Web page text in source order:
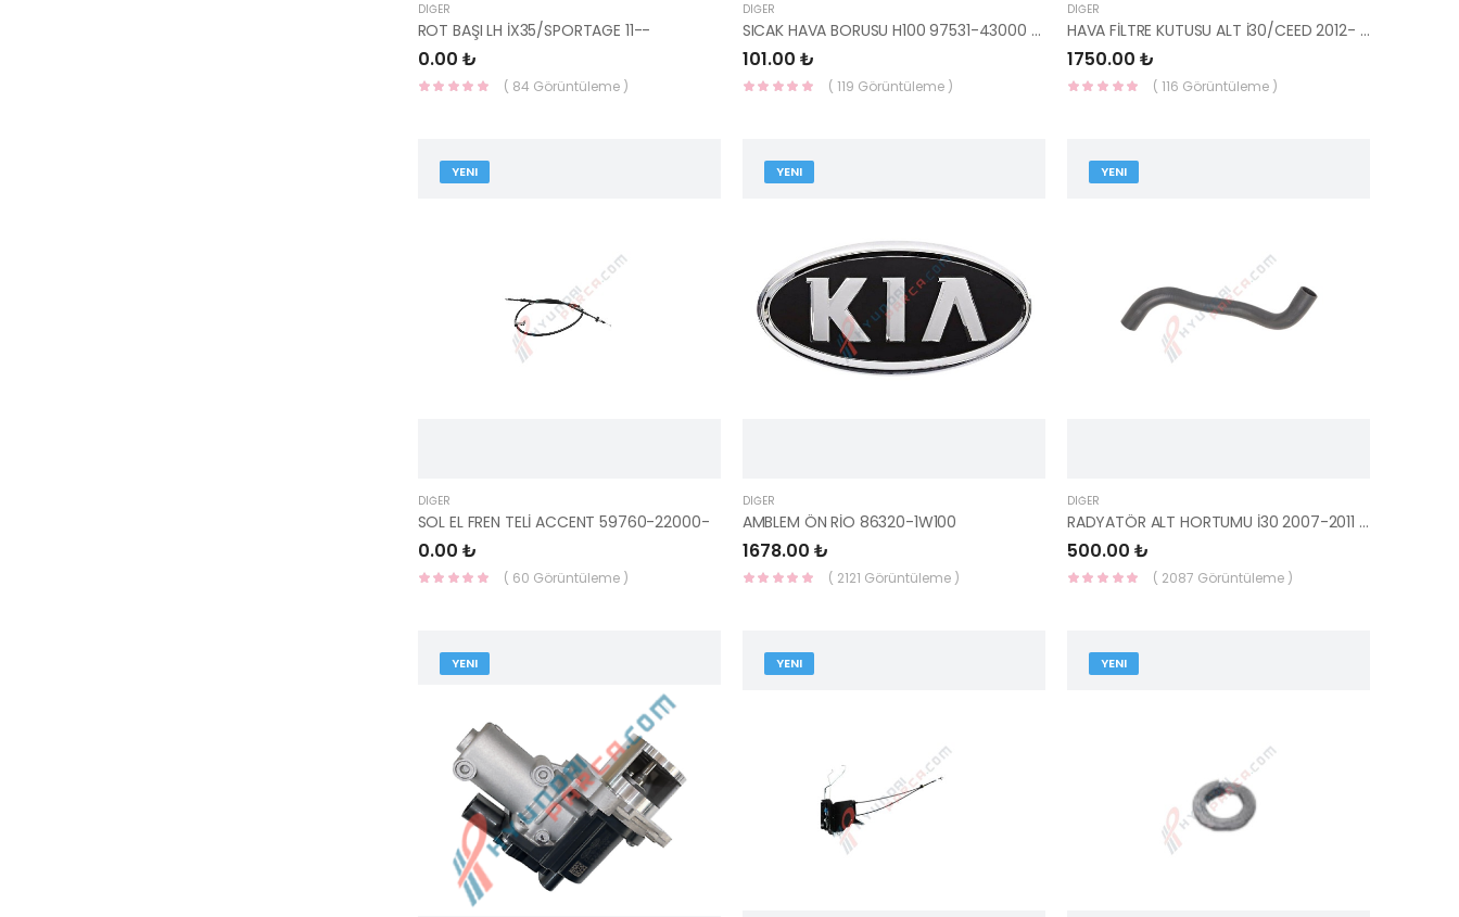
DIĞER
ROT BAŞI LH İX35/SPORTAGE 11--
0.00 ₺
( 84 Görüntüleme )
DIĞER
SICAK HAVA BORUSU H100 97531-43000 HMC
101.00 ₺
( 119 Görüntüleme )
DIĞER
HAVA FİLTRE KUTUSU ALT İ30/CEED 2012- 28112-A5800-HMC
1750.00 ₺
( 116 Görüntüleme )
YENI
DIĞER
SOL EL FREN TELİ ACCENT 59760-22000-
0.00 ₺
( 60 Görüntüleme )
YENI
DIĞER
AMBLEM ÖN RİO 86320-1W100
1678.00 ₺
( 2121 Görüntüleme )
YENI
DIĞER
RADYATÖR ALT HORTUMU İ30 2007-2011 DİZEL 25415-2L600-YS
500.00 ₺
( 2087 Görüntüleme )
YENI YENI YENI